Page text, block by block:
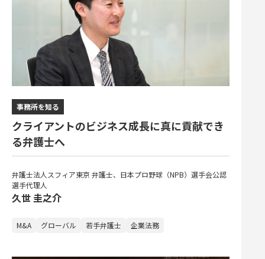
事務所を知る
クライアントのビジネス成長に真に貢献でき
る弁護士へ
弁護士法人スフィア東京 弁護士、日本プロ野球（NPB）選手会公認
選手代理人
久世 圭之介
M&A グローバル 若手弁護士 企業法務